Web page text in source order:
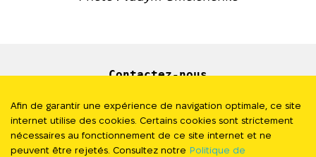
Contactez-nous
Newsletter
Afin de garantir une expérience de navigation optimale, ce site
internet utilise des cookies. Certains cookies sont strictement
nécessaires au fonctionnement de ce site internet et ne
peuvent être rejetés. Consultez notre Politique de